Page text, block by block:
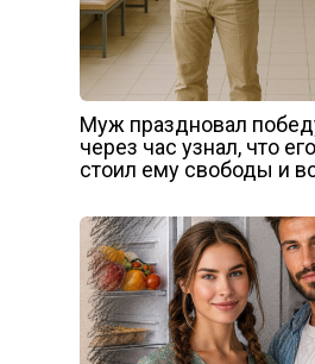
Муж праздновал
через час узнал, что
стоил ему свободы и